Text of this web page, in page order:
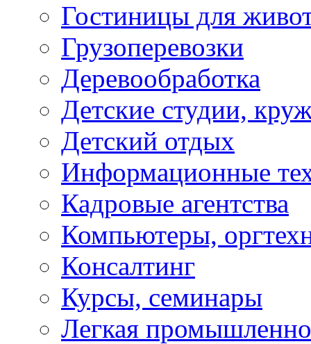
Гостиницы для
Грузоперевозки
Деревообработка
Детские студии,
Детский отдых
Информационные
Кадровые агентства
Компьютеры,
Консалтинг
Курсы, семинары
Легкая